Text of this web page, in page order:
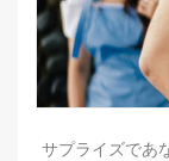
サプライズであ